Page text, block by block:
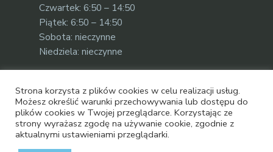
Czwartek: 6:50 – 14:50
Piątek: 6:50 – 14:50
Sobota: nieczynne
Niedziela: nieczynne
Przydatne linki
Muzeum
Strona korzysta z plików cookies w celu realizacji usług.
Możesz określić warunki przechowywania lub dostępu do
plików cookies w Twojej przeglądarce. Korzystając ze
strony wyrażasz zgodę na używanie cookie, zgodnie z
aktualnymi ustawieniami przeglądarki.